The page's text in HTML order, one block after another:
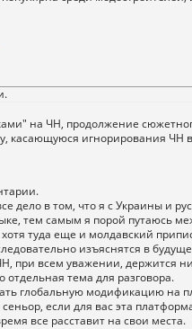
на ЧН, продолжение
касающуюся игнорирования ЧН
дело в том, что я с Украины и
тем самым я порой путаюсь
хотя туда еще и молдавский
изъяснятся в
при всем уважении, держится
отдельная тема для разговора.
глобальную модификацию на
если для вас эта
все расставит на свои места.